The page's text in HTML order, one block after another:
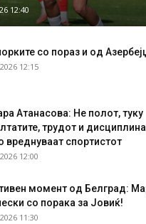
12:40
со пораз и од
12:15
Атанасова: Не полот, туку
трудот и
вреднуваат спортистот
12:00
момент од Белград:
со порака за Јовиќ!
11:30